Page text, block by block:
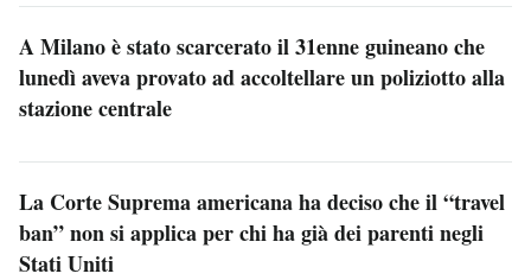
A Milano è stato scarcerato il 31enne guineano che
lunedì aveva provato ad accoltellare un poliziotto alla
stazione centrale
La Corte Suprema americana ha deciso che il “travel
ban” non si applica per chi ha già dei parenti negli
Stati Uniti